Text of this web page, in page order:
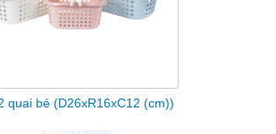
quai bé (D26xR16xC12 (cm))